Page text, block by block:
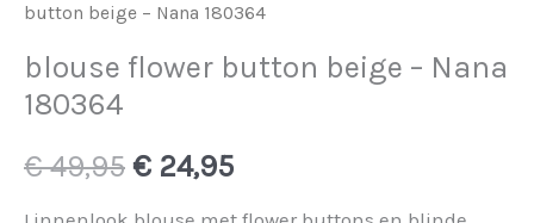
button beige – Nana 180364
blouse flower button beige – Nana
180364
€49,95 Oorspronkelijke
€ 24,95Huidige